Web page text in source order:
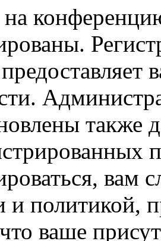
на
также
вам
и политикой,
ваше